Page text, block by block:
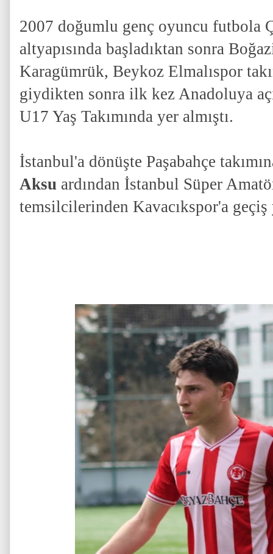
2007 doğumlu genç oyuncu futbola
altyapısında başladıktan sonra
Karagümrük, Beykoz Elmalıspor
giydikten sonra ilk kez Anadoluya
U17 Yaş Takımında yer almıştı.
İstanbul'a dönüşte Paşabahçe
Aksu ardından İstanbul Süper
temsilcilerinden Kavacıkspor'a geçiş